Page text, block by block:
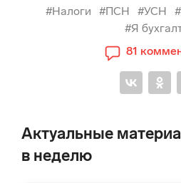
#Налоги #ПСН #УСН
#Я
81
Актуальные
в неделю